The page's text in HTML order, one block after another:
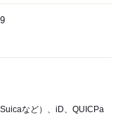
など）、iD、QUICPa